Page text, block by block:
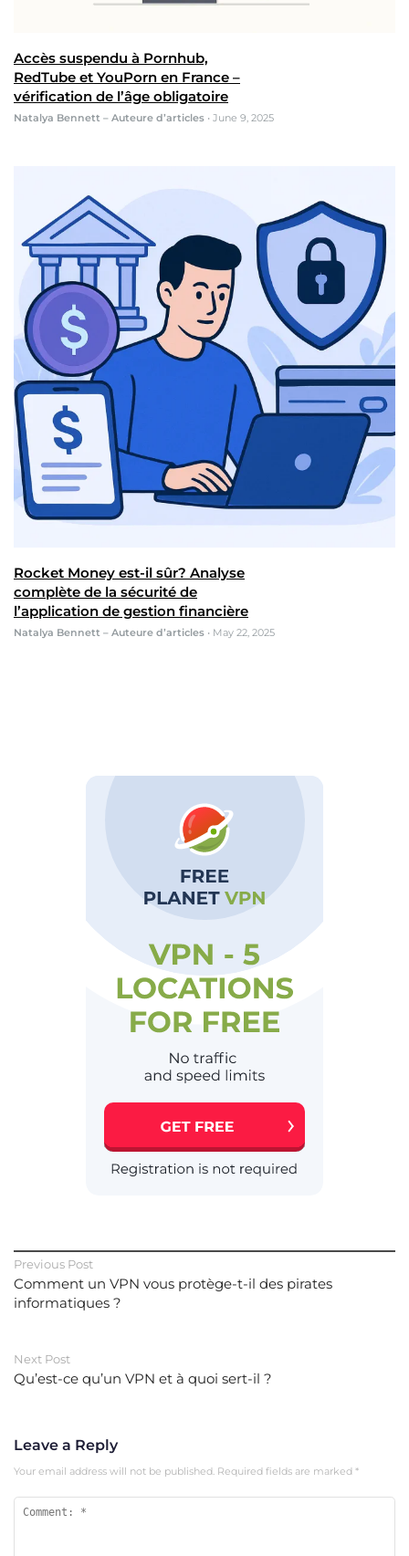
Accès suspendu à Pornhub,
RedTube et YouPorn en France –
vérification de l’âge obligatoire
Natalya Bennett – Auteure d’articles • June 9, 2025
Rocket Money est-il sûr? Analyse
complète de la sécurité de
l’application de gestion financière
Natalya Bennett – Auteure d’articles • May 22, 2025
Previous Post
Comment un VPN vous protège-t-il des pirates
informatiques ?
Next Post
Qu’est-ce qu’un VPN et à quoi sert-il ?
Leave a Reply
Your email address will not be published. Required fields are marked *